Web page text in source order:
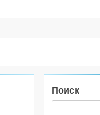
Поиск